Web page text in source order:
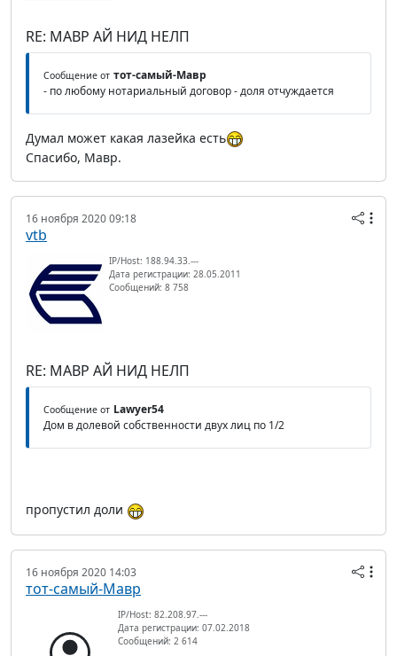
RE: МАВР АЙ НИД НЕЛП
Сообщение от тот-самый-Мавр
- по любому нотариальный договор - доля отчуждается
Думал может какая лазейка есть
Спасибо, Мавр.
16 ноября 2020 09:18
vtb
IP/Host: 188.94.33.---
Дата регистрации: 28.05.2011
Сообщений: 8 758
RE: МАВР АЙ НИД НЕЛП
Сообщение от Lawyer54
Дом в долевой собственности двух лиц по 1/2
пропустил доли
16 ноября 2020 14:03
тот-самый-Мавр
IP/Host: 82.208.97.---
Дата регистрации: 07.02.2018
Сообщений: 2 614